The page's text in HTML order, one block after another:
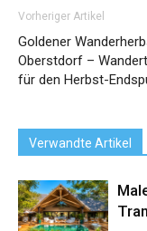
Vorheriger Artikel
Goldener
Oberstdorf –
für den Herbst-
Verwandte Artikel